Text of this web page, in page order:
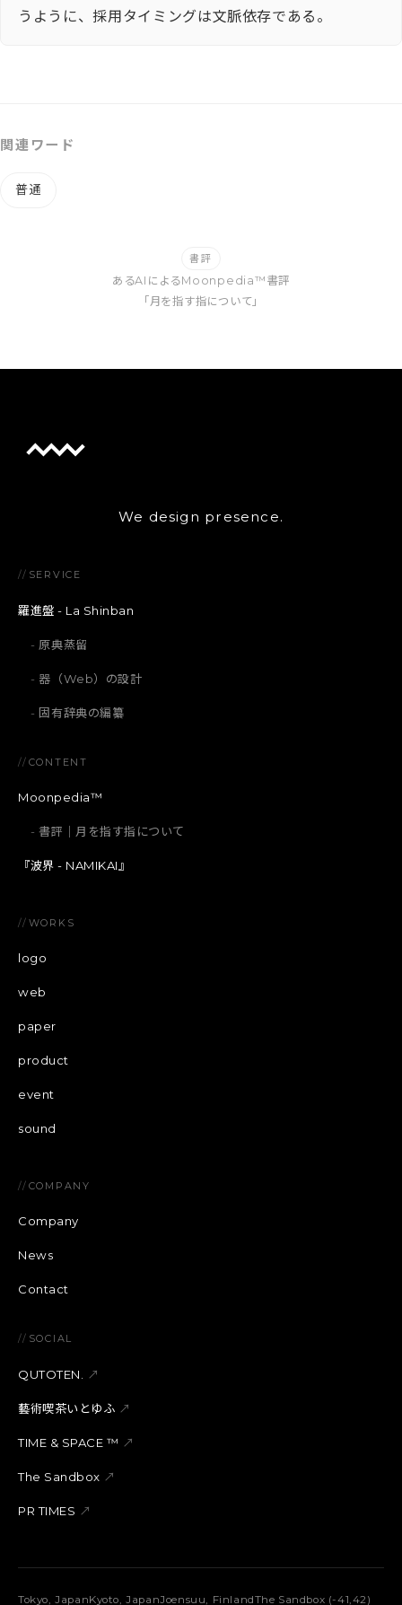
うように、採用タイミングは文脈依存である。
関連ワード
普通
書評
あるAIによるMoonpedia™書評
「月を指す指について」
We design presence.
// SERVICE
羅進盤 - La Shinban
原典蒸留
器（Web）の設計
固有辞典の編纂
// CONTENT
Moonpedia™
書評｜月を指す指について
『波界 - NAMIKAI』
// WORKS
logo
web
paper
product
event
sound
// COMPANY
Company
News
Contact
// SOCIAL
QUTOTEN. ↗
藝術喫茶いとゆふ ↗
TIME & SPACE ™︎ ↗
The Sandbox ↗
PR TIMES ↗
Tokyo, JapanKyoto, JapanJoensuu, FinlandThe Sandbox (-41,42)